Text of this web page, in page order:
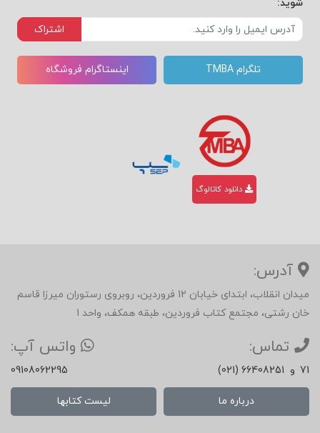
شوید:
اشتراک
تلگرام TMBA اینستاگرام فروشگاه
دانلود کاتالوگ
آدرس:
میدان انقلاب، ابتدای خیابان 12 فروردین، روبروی رستوران میرزا قاسم
خان رشتی، مجتمع کتاب فروردین، طبقه همکف، واحد 1
تماس:
(021) 66408251 و 71
واتس آپ:
09108062295
درباره ما لیست کتابها